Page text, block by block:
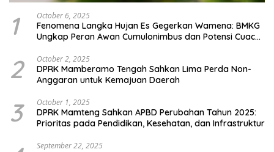
1 October 6, 2025
Fenomena Langka Hujan Es Gegerkan Wamena: BMKG
Ungkap Peran Awan Cumulonimbus dan Potensi Cuaca
2 October 2, 2025
DPRK Mamberamo Tengah Sahkan Lima Perda Non-
Anggaran untuk Kemajuan Daerah
3 October 1, 2025
DPRK Mamteng Sahkan APBD Perubahan Tahun 2025:
Prioritas pada Pendidikan, Kesehatan, dan Infrastruktur
September 22, 2025